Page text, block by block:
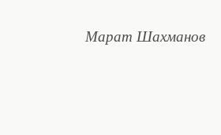
Марат Шахманов